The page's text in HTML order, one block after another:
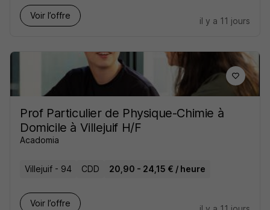
Voir l’offre
il y a 11 jours
Prof Particulier de Physique-Chimie à
Domicile à Villejuif H/F
Acadomia
Villejuif - 94 CDD 20,90 - 24,15 € / heure
Voir l’offre